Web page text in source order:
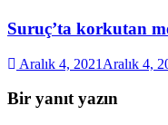
Suruç’ta korkutan
Aralık 4, 2021 Aralık 4,
Bir yanıt yazın